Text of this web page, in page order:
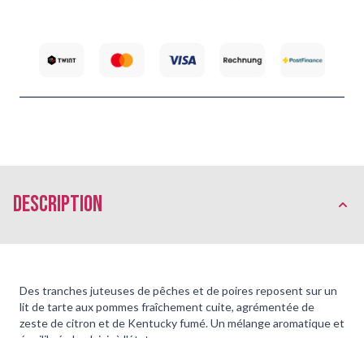
Description
Des tranches juteuses de pêches et de poires reposent sur un
lit de tarte aux pommes fraîchement cuite, agrémentée de
zeste de citron et de Kentucky fumé. Un mélange aromatique et